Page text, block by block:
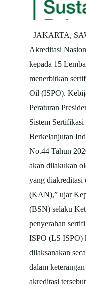
JAKARTA,
Akreditasi
kepada 15
menerbitkan
Oil (ISPO).
Peraturan
Sistem
Berkelanjutan
No.44 Tahun
akan dilakukan
yang
(KAN),” ujar
(BSN) selaku
penyerahan
ISPO (LS ISPO)
dilaksanakan
dalam
akreditasi